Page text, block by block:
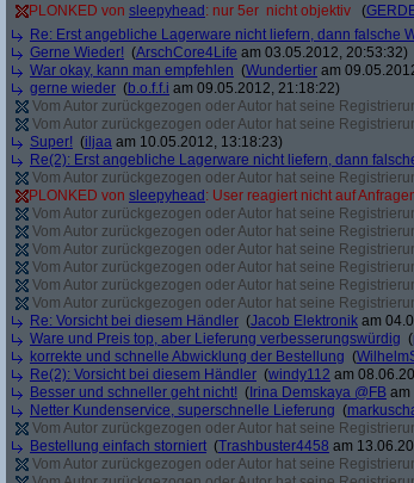
PLONKED von sleepyhead : nur 5er  nicht objektiv (
Re: Erst angebliche Lagerware nicht liefern, dann falsche
Gerne Wieder! (ArschCore4Life am 03.05.2012, 20:53:32)
War okay, kann man empfehlen (Wundertier am
gerne wieder (b.o.f.f.i am 09.05.2012, 21:18:22)
Vom Autor zurückgezogen oder Autor hat seine
Vom Autor zurückgezogen oder Autor hat seine
Super! (iljaa am 10.05.2012, 13:18:23)
Re(2): Erst angebliche Lagerware nicht liefern, dann
Vom Autor zurückgezogen oder Autor hat seine
PLONKED von sleepyhead : User reagiert nicht auf
Vom Autor zurückgezogen oder Autor hat seine
Vom Autor zurückgezogen oder Autor hat seine
Vom Autor zurückgezogen oder Autor hat seine
Vom Autor zurückgezogen oder Autor hat seine
Vom Autor zurückgezogen oder Autor hat seine
Vom Autor zurückgezogen oder Autor hat seine
Re: Vorsicht bei diesem Händler (Jacob Elektronik am
Ware und Preis top, aber Lieferung verbesserungswürdig (
korrekte und schnelle Abwicklung der Bestellung (
Re(2): Vorsicht bei diesem Händler (windy112 am
Besser und schneller geht nicht! ( Irina Demskaya @FB am
Netter Kundenservice, superschnelle Lieferung (
Vom Autor zurückgezogen oder Autor hat seine
Bestellung einfach storniert (Trashbuster4458 am
Vom Autor zurückgezogen oder Autor hat seine